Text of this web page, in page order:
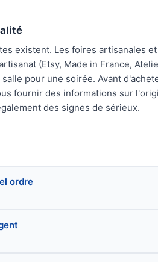
existent. Les foires artisanales
(Etsy, Made in France,
pour une soirée. Avant
fournir des informations sur
des signes de sérieux.
ordre